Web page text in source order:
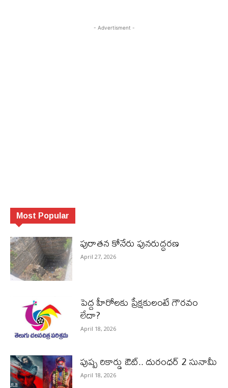
- Advertisment -
Most Popular
పురాత‌న కోనేరు పున‌రుద్ధ‌ర‌ణ
April 27, 2026
పెద్ద హీరోల‌కు ప్రేక్ష‌కులంటే గౌర‌వం
లేదా?
April 18, 2026
పుష్ప రికార్డు ఔట్‌.. దురంధ‌ర్ 2 సునామీ
April 18, 2026